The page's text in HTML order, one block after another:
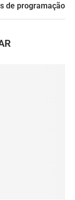
de programação